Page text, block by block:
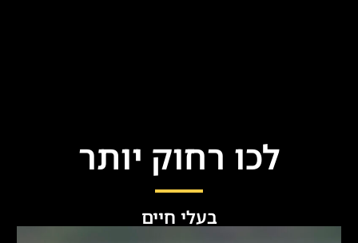
לכו רחוק יותר
בעלי חיים